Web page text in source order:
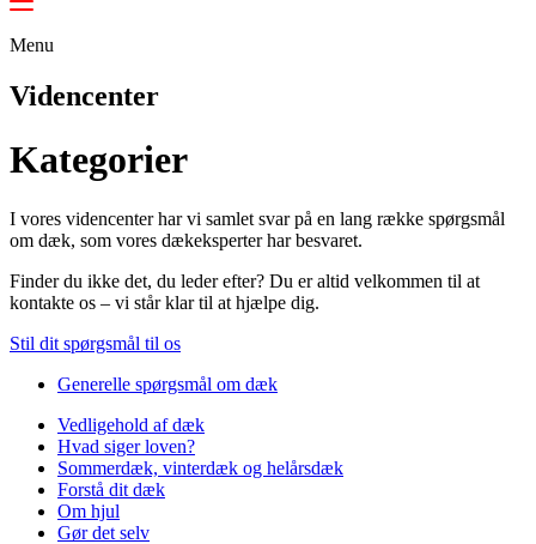
Menu
Videncenter
Kategorier
I vores videncenter har vi samlet svar på en lang række spørgsmål
om dæk, som vores dækeksperter har besvaret.
Finder du ikke det, du leder efter? Du er altid velkommen til at
kontakte os – vi står klar til at hjælpe dig.
Stil dit spørgsmål til os
Generelle spørgsmål om dæk
Vedligehold af dæk
Hvad siger loven?
Sommerdæk, vinterdæk og helårsdæk
Forstå dit dæk
Om hjul
Gør det selv